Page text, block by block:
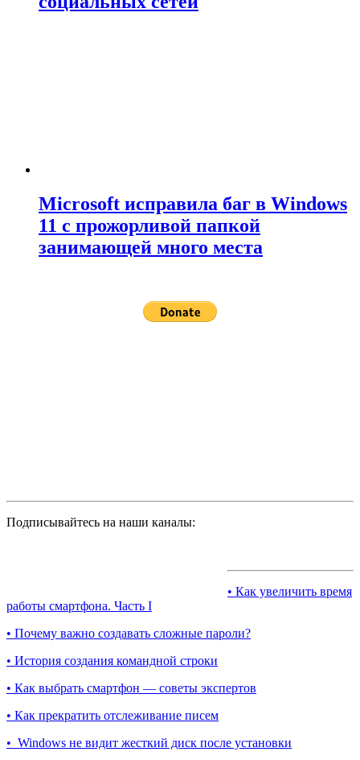
Microsoft исправила баг в Windows
11 с прожорливой папкой
занимающей много места
Подписывайтесь на наши каналы:
• Как увеличить время
работы смартфона. Часть I
• Почему важно создавать сложные пароли?
• История создания командной строки
• Как выбрать смартфон — советы экспертов
• Как прекратить отслеживание писем
• Windows не видит жесткий диск после установки